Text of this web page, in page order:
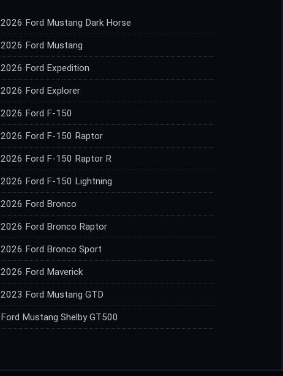
2026 Ford Mustang Dark Horse
2026 Ford Mustang
2026 Ford Expedition
2026 Ford Explorer
2026 Ford F-150
2026 Ford F-150 Raptor
2026 Ford F-150 Raptor R
2026 Ford F-150 Lightning
2026 Ford Bronco
2026 Ford Bronco Raptor
2026 Ford Bronco Sport
2026 Ford Maverick
2023 Ford Mustang GTD
Ford Mustang Shelby GT500